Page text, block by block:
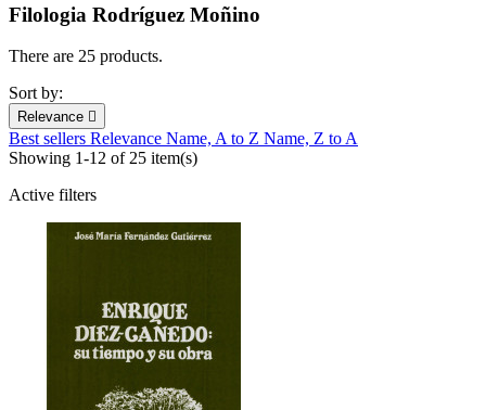
Filologia Rodríguez Moñino
There are 25 products.
Sort by:
Relevance 
Best sellers Relevance Name, A to Z Name, Z to A
Showing 1-12 of 25 item(s)
Active filters